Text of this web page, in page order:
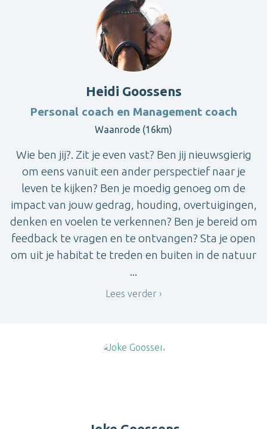
Heidi Goossens
Personal coach en Management coach
Waanrode (16km)
Wie ben jij?. Zit je even vast? Ben jij nieuwsgierig
om eens vanuit een ander perspectief naar je
leven te kijken? Ben je moedig genoeg om de
impact van jouw gedrag, houding, overtuigingen,
denken en voelen te verkennen? Ben je bereid om
feedback te vragen en te ontvangen? Sta je open
om uit je habitat te treden en buiten in de natuur
...
Lees verder